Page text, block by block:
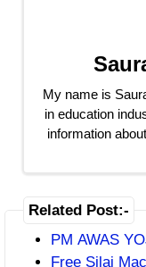
My name is
in education
information
Related Post:-
PM AWAS
Free Silai